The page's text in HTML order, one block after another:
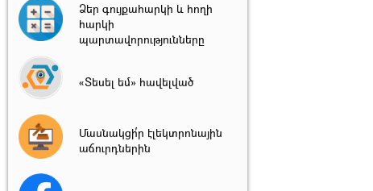
Ձեր գույքահարկի և հողի
հարկի
պարտավորությունները
«Տեսել եմ» հավելված
Մասնակցի՛ր էլեկտրոնային
աճուրդներին